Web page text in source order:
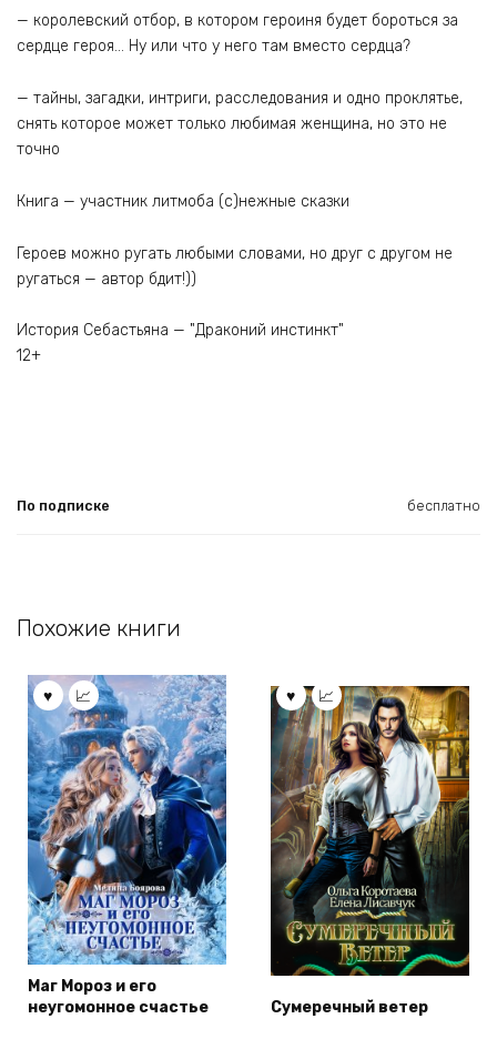
— королевский отбор, в котором героиня будет бороться за
сердце героя… Ну или что у него там вместо сердца?
— тайны, загадки, интриги, расследования и одно проклятье,
снять которое может только любимая женщина, но это не
точно
Книга — участник литмоба (с)нежные сказки
Героев можно ругать любыми словами, но друг с другом не
ругаться — автор бдит!))
История Себастьяна — "Драконий инстинкт"
12+
По подписке бесплатно
Похожие книги
Маг Мороз и его
неугомонное счастье
Сумеречный ветер